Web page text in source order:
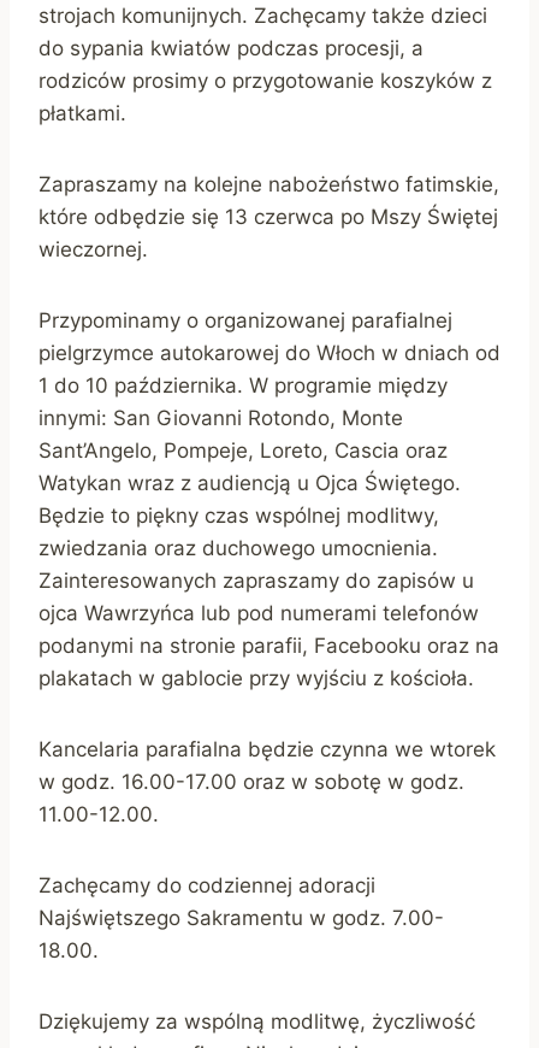
strojach komunijnych. Zachęcamy także dzieci
do sypania kwiatów podczas procesji, a
rodziców prosimy o przygotowanie koszyków z
płatkami.
Zapraszamy na kolejne nabożeństwo fatimskie,
które odbędzie się 13 czerwca po Mszy Świętej
wieczornej.
Przypominamy o organizowanej parafialnej
pielgrzymce autokarowej do Włoch w dniach od
1 do 10 października. W programie między
innymi: San Giovanni Rotondo, Monte
Sant’Angelo, Pompeje, Loreto, Cascia oraz
Watykan wraz z audiencją u Ojca Świętego.
Będzie to piękny czas wspólnej modlitwy,
zwiedzania oraz duchowego umocnienia.
Zainteresowanych zapraszamy do zapisów u
ojca Wawrzyńca lub pod numerami telefonów
podanymi na stronie parafii, Facebooku oraz na
plakatach w gablocie przy wyjściu z kościoła.
Kancelaria parafialna będzie czynna we wtorek
w godz. 16.00-17.00 oraz w sobotę w godz.
11.00-12.00.
Zachęcamy do codziennej adoracji
Najświętszego Sakramentu w godz. 7.00-
18.00.
Dziękujemy za wspólną modlitwę, życzliwość